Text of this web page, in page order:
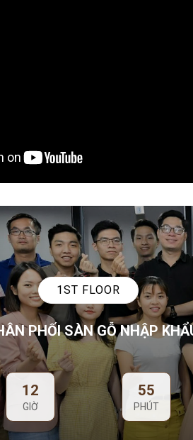
1ST FLOOR
PHỐI SÀN GỖ NHẬP
12
GIỜ
55
PHÚT